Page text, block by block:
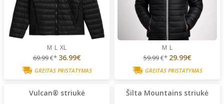
M L XL
69.99€* 36.99€
GREITAS PRISTATYMAS
M L
59.99€* 29.99€
GREITAS PRISTATYMAS
Vulcan® striukė Šilta Mountains striukė